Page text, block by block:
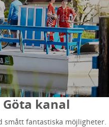
kanal
smått fantastiska möjligheter.